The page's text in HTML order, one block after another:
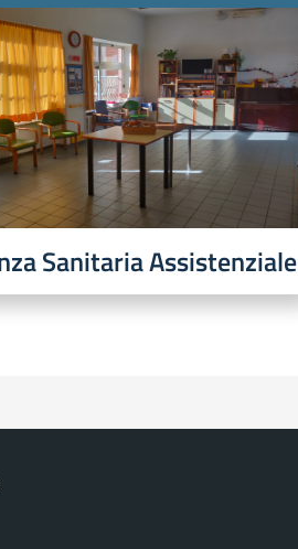
Sanitaria Assistenziale